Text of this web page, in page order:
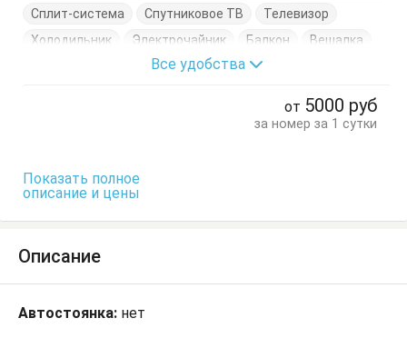
Сплит-система
Спутниковое ТВ
Телевизор
Холодильник
Электрочайник Балкон
Вешалка
Кровати односпальные
Все удобства
от 5000 руб
за номер за 1 сутки
Показать полное
описание и цены
Описание
Автостоянка: нет